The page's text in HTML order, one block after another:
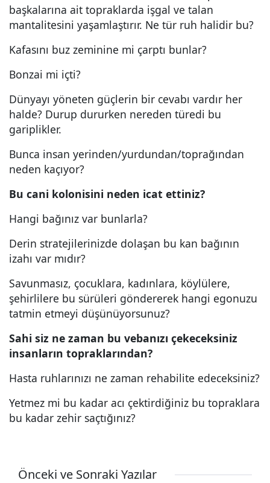
başkalarına ait topraklarda işgal ve talan
mantalitesini yaşamlaştırır. Ne tür ruh halidir bu?
Kafasını buz zeminine mi çarptı bunlar?
Bonzai mi içti?
Dünyayı yöneten güçlerin bir cevabı vardır her
halde? Durup dururken nereden türedi bu
gariplikler.
Bunca insan yerinden/yurdundan/toprağından
neden kaçıyor?
Bu cani kolonisini neden icat ettiniz?
Hangi bağınız var bunlarla?
Derin stratejilerinizde dolaşan bu kan bağının
izahı var mıdır?
Savunmasız, çocuklara, kadınlara, köylülere,
şehirlilere bu sürüleri göndererek hangi egonuzu
tatmin etmeyi düşünüyorsunuz?
Sahi siz ne zaman bu vebanızı çekeceksiniz
insanların topraklarından?
Hasta ruhlarınızı ne zaman rehabilite edeceksiniz?
Yetmez mi bu kadar acı çektirdiğiniz bu topraklara
bu kadar zehir saçtığınız?
Önceki ve Sonraki Yazılar